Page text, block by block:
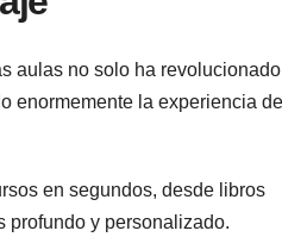
aulas no ⁢solo ha ‍revolucionado
enormemente la experiencia de
en segundos, desde‌ libros
‍profundo ‌y personalizado.